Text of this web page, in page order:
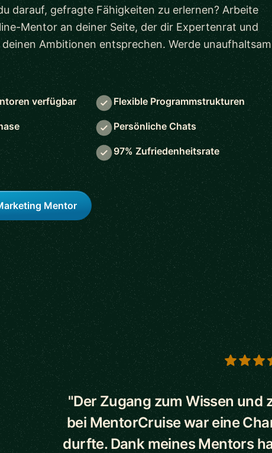
darauf, gefragte Fähigkeiten zu erlernen? Arbeite
Mentor an deiner Seite, der dir Expertenrat und
Ambitionen entsprechen. Werde unaufhaltsam
verfügbar Flexible Programmstrukturen
Persönliche Chats
97% Zufriedenheitsrate
Mentor
5 out of 5 stars
"Der Zugang zum Wissen
bei MentorCruise war eine
durfte. Dank meines Mentors